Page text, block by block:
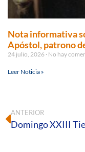
Nota informativa
Apóstol, patrono
24 julio, 2026 No hay
Leer Noticia »
ANTERIOR